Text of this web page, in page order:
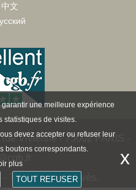
中文
Vivienne - 75002 PARIS -
Tous droits réservés.
une meilleure expérience
statistiques de visites.
devez accepter ou refuser leur
boutons correspondants.
plus
TOUT REFUSER
x